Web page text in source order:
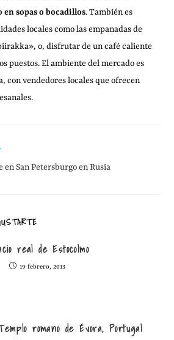
en sopas o bocadillos. También es
locales como las empanadas de
o, disfrutar de un café caliente
puestos. El ambiente del mercado es
con vendedores locales que ofrecen
San Petersburgo en Rusia
real de Estocolmo
19 febrero, 2013
romano de Évora, Portugal